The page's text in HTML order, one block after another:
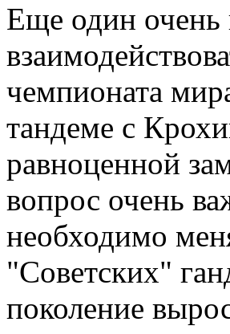
Еще один очень
чемпионата
тандеме с
равноценной
вопрос очень
необходимо
"Советских"
поколение